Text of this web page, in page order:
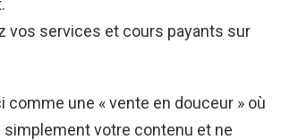
vos services et cours payants sur
comme une « vente en douceur » où
votre contenu et ne